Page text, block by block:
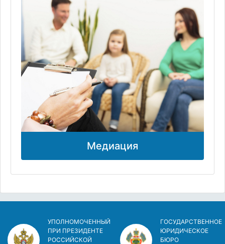
Медиация
УПОЛНОМОЧЕННЫЙ
ПРИ ПРЕЗИДЕНТЕ
РОССИЙСКОЙ
ГОСУДАРСТВЕННОЕ
ЮРИДИЧЕСКОЕ
БЮРО